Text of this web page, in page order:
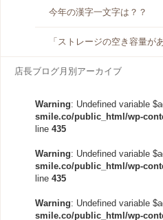
今年の漢字一文字は？？
「ストレージの空き容量が
店長ブログ月別アーカイブ
Warning: Undefined variable
smile.co/public_html/wp-
line 435
Warning: Undefined variable
smile.co/public_html/wp-
line 435
Warning: Undefined variable
smile.co/public_html/wp-